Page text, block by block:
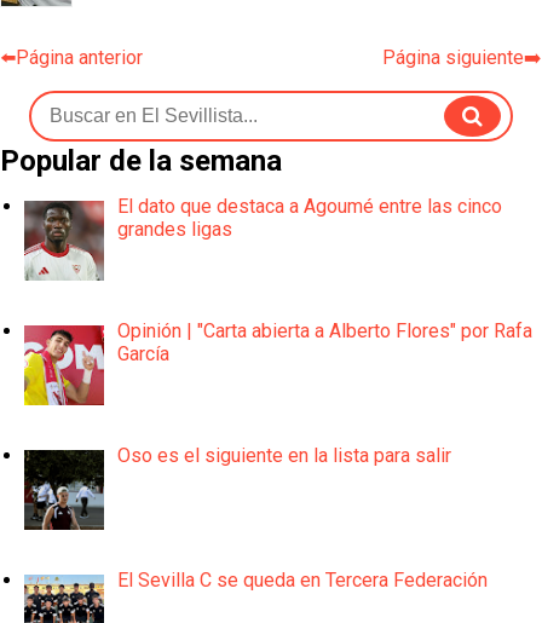
⬅️Página anterior Página siguiente➡️
Popular de la semana
El dato que destaca a Agoumé entre las cinco
grandes ligas
Opinión | "Carta abierta a Alberto Flores" por Rafa
García
Oso es el siguiente en la lista para salir
El Sevilla C se queda en Tercera Federación